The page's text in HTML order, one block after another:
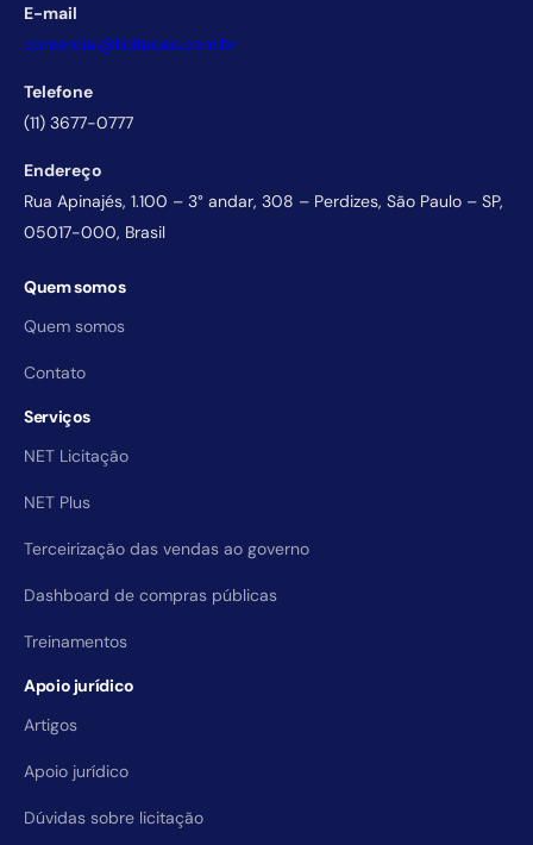
E-mail
comercial@licitacao.com.br
Telefone
(11) 3677-0777
Endereço
Rua Apinajés, 1.100 – 3° andar, 308 – Perdizes, São Paulo – SP,
05017-000, Brasil
Quem somos
Quem somos
Contato
Serviços
NET Licitação
NET Plus
Terceirização das vendas ao governo
Dashboard de compras públicas
Treinamentos
Apoio jurídico
Artigos
Apoio jurídico
Dúvidas sobre licitação